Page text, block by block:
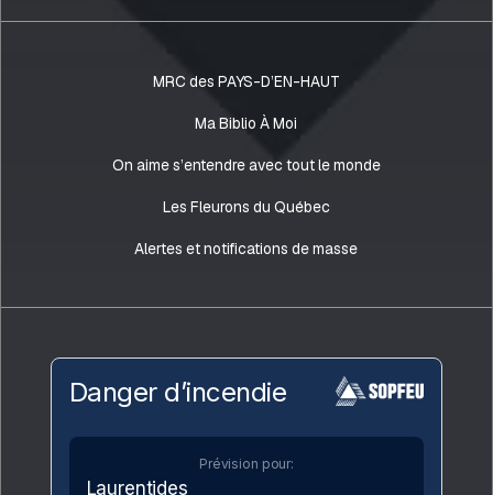
MRC des PAYS-D’EN-HAUT
Ma Biblio À Moi
On aime s’entendre avec tout le monde
Les Fleurons du Québec
Alertes et notifications de masse
Danger d’incendie
Prévision pour:
Laurentides